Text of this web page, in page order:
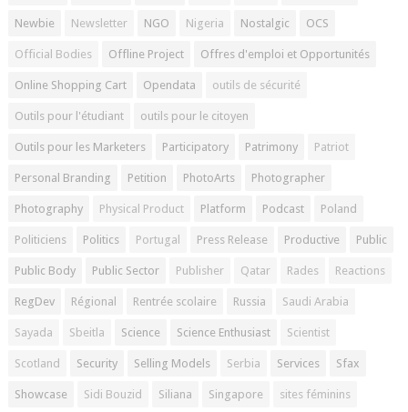
Newbie Newsletter NGO Nigeria Nostalgic OCS
Official Bodies Offline Project Offres d'emploi et Opportunités
Online Shopping Cart Opendata outils de sécurité
Outils pour l'étudiant outils pour le citoyen
Outils pour les Marketers Participatory Patrimony Patriot
Personal Branding Petition PhotoArts Photographer
Photography Physical Product Platform Podcast Poland
Politiciens Politics Portugal Press Release Productive Public
Public Body Public Sector Publisher Qatar Rades Reactions
RegDev Régional Rentrée scolaire Russia Saudi Arabia
Sayada Sbeitla Science Science Enthusiast Scientist
Scotland Security Selling Models Serbia Services Sfax
Showcase Sidi Bouzid Siliana Singapore sites féminins